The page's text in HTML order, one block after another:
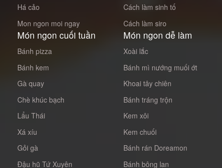
Há cảo
Mon ngon moi ngay
Cách làm sinh tố
Cách làm siro
Món ngon cuối tuần
Bánh pizza
Bánh kem
Gà quay
Chè khúc bạch
Lẩu Thái
Xá xíu
Gỏi gà
Đậu hũ Tứ Xuyên
Món ngon dễ làm
Xoài lắc
Bánh mì nướng muối ớt
Khoai tây chiên
Bánh tráng trộn
Kem xôi
Kem chuối
Bánh rán Doreamon
Bánh bông lan